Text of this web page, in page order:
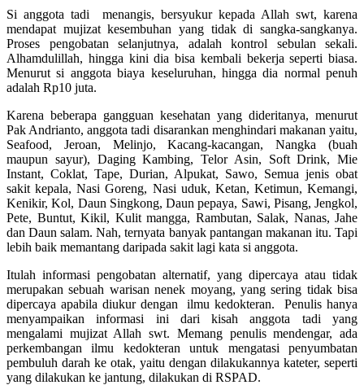
Si anggota tadi menangis, bersyukur kepada Allah swt, karena
mendapat mujizat kesembuhan yang tidak di sangka-sangkanya.
Proses pengobatan selanjutnya, adalah kontrol sebulan sekali.
Alhamdulillah, hingga kini dia bisa kembali bekerja seperti biasa.
Menurut si anggota biaya keseluruhan, hingga dia normal penuh
adalah Rp10 juta.
Karena beberapa gangguan kesehatan yang dideritanya, menurut
Pak Andrianto, anggota tadi disarankan menghindari makanan yaitu,
Seafood, Jeroan, Melinjo, Kacang-kacangan, Nangka (buah
maupun sayur), Daging Kambing, Telor Asin, Soft Drink, Mie
Instant, Coklat, Tape, Durian, Alpukat, Sawo, Semua jenis obat
sakit kepala, Nasi Goreng, Nasi uduk, Ketan, Ketimun, Kemangi,
Kenikir, Kol, Daun Singkong, Daun pepaya, Sawi, Pisang, Jengkol,
Pete, Buntut, Kikil, Kulit mangga, Rambutan, Salak, Nanas, Jahe
dan Daun salam. Nah, ternyata banyak pantangan makanan itu. Tapi
lebih baik memantang daripada sakit lagi kata si anggota.
Itulah informasi pengobatan alternatif, yang dipercaya atau tidak
merupakan sebuah warisan nenek moyang, yang sering tidak bisa
dipercaya apabila diukur dengan ilmu kedokteran. Penulis hanya
menyampaikan informasi ini dari kisah anggota tadi yang
mengalami mujizat Allah swt. Memang penulis mendengar, ada
perkembangan ilmu kedokteran untuk mengatasi penyumbatan
pembuluh darah ke otak, yaitu dengan dilakukannya kateter, seperti
yang dilakukan ke jantung, dilakukan di RSPAD.